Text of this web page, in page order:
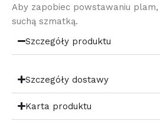
Aby zapobiec powstawaniu plam,
suchą szmatką.
Szczegóły produktu
Szczegóły dostawy
Karta produktu